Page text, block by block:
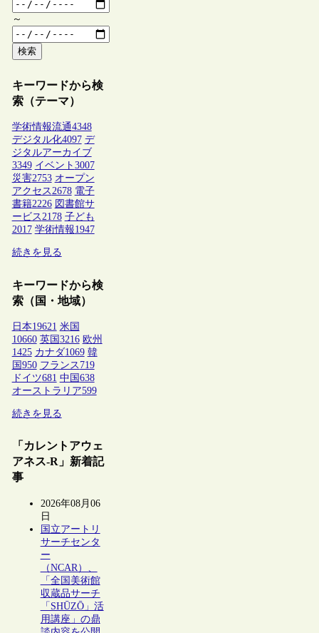
～
検索
キーワードから検
索（テーマ）
学術情報流通4348
デジタル化4097 デ
ジタルアーカイブ
3349 イベント 3007
災害2753 オープン
アクセス2678 電子
書籍2226 図書館サ
ービス2178 子ども
2017 学術情報1947
続きを見る
キーワードから検
索（国・地域）
日本19621 米国
10660 英国 3216 欧州
1425 カナダ1069 韓
国 950 フランス 719
ドイツ681 中国 638
オーストラリア599
続きを見る
「カレントアウェ
アネス-R」新着記
事
2026年08月06
日
国立アートリ
サーチセンタ
ー
（NCAR）、
「全国美術館
収蔵品サーチ
「SHŪZŌ」活
用講座」の鼎